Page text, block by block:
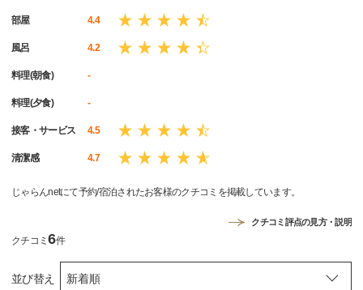
部屋 4.4
風呂 4.2
料理(朝食) -
料理(夕食) -
接客・サービス 4.5
清潔感 4.7
じゃらんnetにて予約/宿泊されたお客様のクチコミを掲載しています。
クチコミ評点の見方・説明
クチコミ6件
並び替え